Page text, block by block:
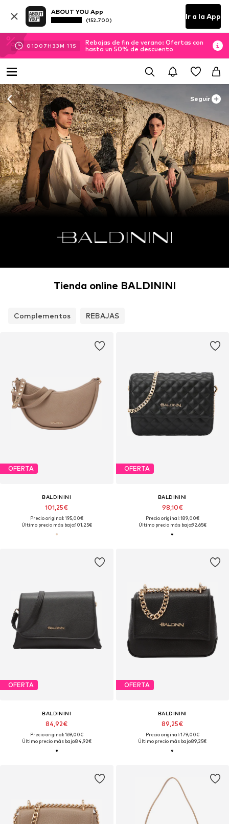
ABOUT YOU App
(152.700) Ir a la App
01D 07H 33M 10 S
Rebajas de fin de verano: Ofertas con
hasta un 50% de descuento
Seguir
Tienda online BALDININI
Complementos REBAJAS
OFERTA
BALDININI
101,25€
Precio original: 195,00€
Último precio más bajo:101,25€
OFERTA
BALDININI
98,10€
Precio original: 189,00€
Último precio más bajo:92,65€
OFERTA
BALDININI
84,92€
Precio original: 169,00€
Último precio más bajo:84,92€
OFERTA
BALDININI
89,25€
Precio original: 179,00€
Último precio más bajo:89,25€